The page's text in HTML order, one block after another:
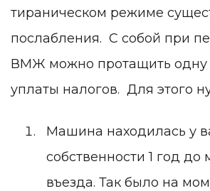
тираническом режиме
послабления. С собой при
ВМЖ можно протащить одну
уплаты налогов. Для этого
Машина находилась у
собственности 1 год до
въезда. Так было на